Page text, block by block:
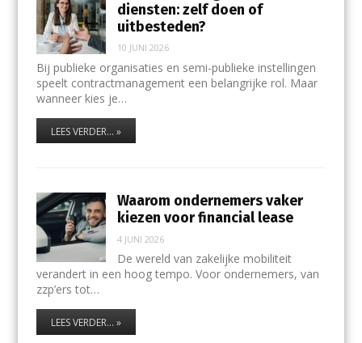
diensten: zelf doen of
uitbesteden?
10 JUNI 2026
Bij publieke organisaties en semi-publieke instellingen
speelt contractmanagement een belangrijke rol. Maar
wanneer kies je…
LEES VERDER... »
Waarom ondernemers vaker
kiezen voor financial lease
4 JUNI 2026
De wereld van zakelijke mobiliteit
verandert in een hoog tempo. Voor ondernemers, van
zzp’ers tot…
LEES VERDER... »